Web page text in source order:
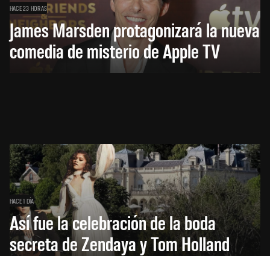
HACE 23 HORAS
James Marsden protagonizará la nueva
comedia de misterio de Apple TV
HACE 1 DÍA
Así fue la celebración de la boda
secreta de Zendaya y Tom Holland